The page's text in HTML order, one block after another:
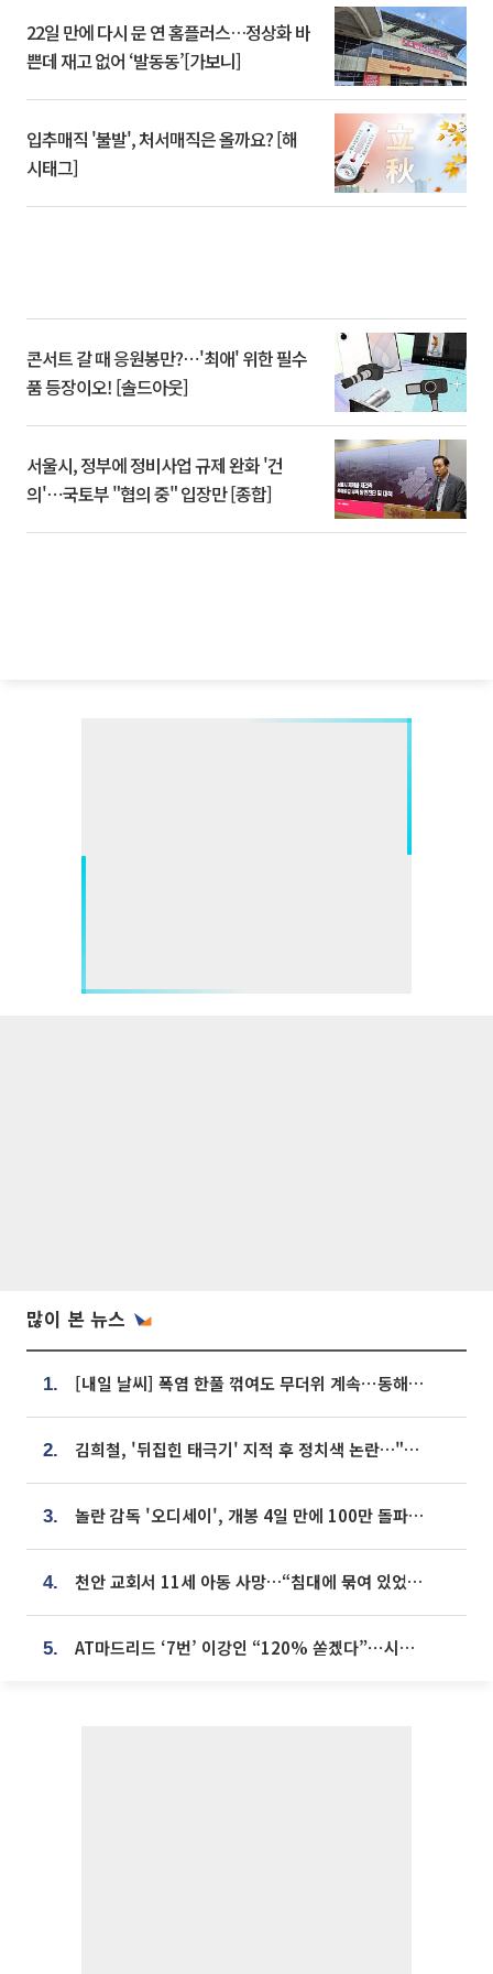
22일 만에 다시 문 연 홈플러스…정상화 바
쁜데 재고 없어 ‘발동동’[가보니]
입추매직 '불발', 처서매직은 올까요? [해
시태그]
콘서트 갈 때 응원봉만?⋯'최애' 위한 필수
품 등장이오! [솔드아웃]
서울시, 정부에 정비사업 규제 완화 '건
의'⋯국토부 "협의 중" 입장만 [종합]
많이 본 뉴스
1. [내일 날씨] 폭염 한풀 꺾여도 무더위 계속⋯동해안 이틀 연속 비
2. 김희철, '뒤집힌 태극기' 지적 후 정치색 논란…"좌우 떠나 우리나라 국기"
3. 놀란 감독 '오디세이', 개봉 4일 만에 100만 돌파⋯'왕사남' 보다 빠르다
4. 천안 교회서 11세 아동 사망…“침대에 묶여 있었다” 진술 확보
5. AT마드리드 ‘7번’ 이강인 “120% 쏟겠다”⋯시메오네 감독 “필요한 선수”